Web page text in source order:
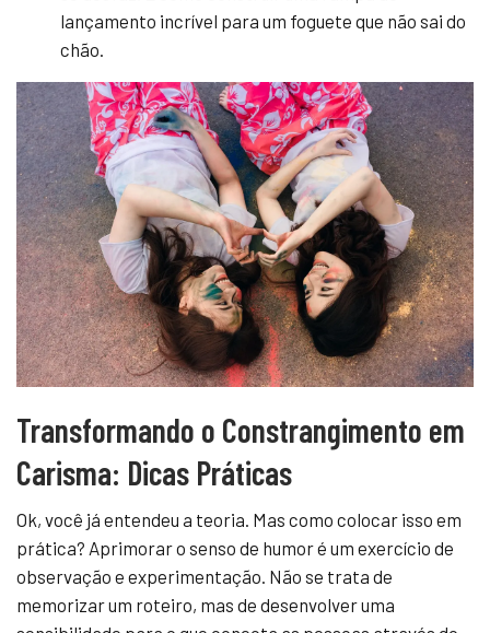
lançamento incrível para um foguete que não sai do
chão.
Transformando o Constrangimento em
Carisma: Dicas Práticas
Ok, você já entendeu a teoria. Mas como colocar isso em
prática? Aprimorar o senso de humor é um exercício de
observação e experimentação. Não se trata de
memorizar um roteiro, mas de desenvolver uma